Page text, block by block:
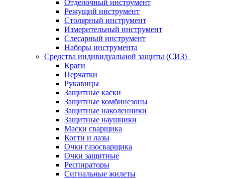
Отделочный инструмент
Режущий инструмент
Столярный инструмент
Измерительный инструмент
Слесарный инструмент
Наборы инструмента
Средства индивидуальной защиты (СИЗ)
Краги
Перчатки
Рукавицы
Защитные каски
Защитные комбинезоны
Защитные наколенники
Защитные наушники
Маски сварщика
Когти и лазы
Очки газосварщика
Очки защитные
Респираторы
Сигнальные жилеты